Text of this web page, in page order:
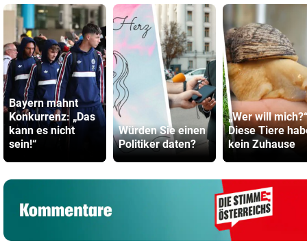
Bayern mahnt
Konkurrenz: „Das
kann es nicht
sein!“
Würden Sie einen
Politiker daten?
„Wer will
Diese Tiere
kein Zuhause